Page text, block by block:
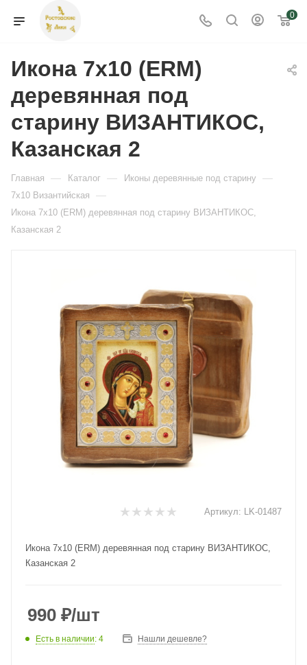
0
Икона 7х10 (ERM)
деревянная под
старину ВИЗАНТИКОС,
Казанская 2
Главная — Каталог — Иконы деревянные под старину —
7x10 Византийская —
Икона 7х10 (ERM) деревянная под старину ВИЗАНТИКОС,
Казанская 2
Артикул: LK-01487
Икона 7х10 (ERM) деревянная под старину ВИЗАНТИКОС,
Казанская 2
990 ₽/шт
Есть в наличии: 4 Нашли дешевле?